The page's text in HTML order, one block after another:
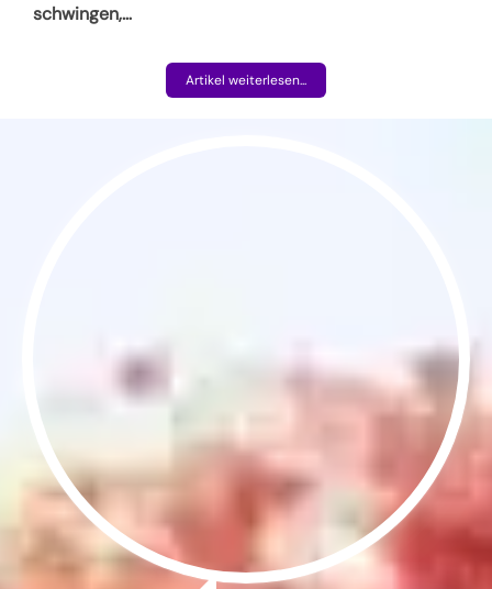
schwingen,…
Artikel weiterlesen...